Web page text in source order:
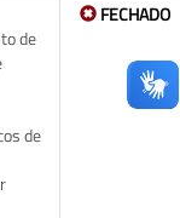
de
de
FECHADO